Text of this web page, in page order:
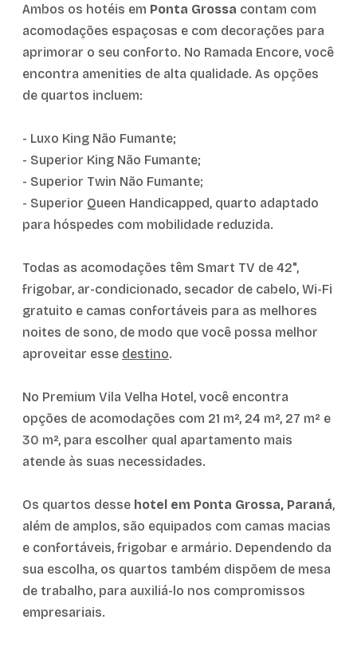
Ambos os hotéis em Ponta Grossa contam com
acomodações espaçosas e com decorações para
aprimorar o seu conforto. No Ramada Encore, você
encontra amenities de alta qualidade. As opções
de quartos incluem:
- Luxo King Não Fumante;
- Superior King Não Fumante;
- Superior Twin Não Fumante;
- Superior Queen Handicapped, quarto adaptado
para hóspedes com mobilidade reduzida.
Todas as acomodações têm Smart TV de 42",
frigobar, ar-condicionado, secador de cabelo, Wi-Fi
gratuito e camas confortáveis para as melhores
noites de sono, de modo que você possa melhor
aproveitar esse destino.
No Premium Vila Velha Hotel, você encontra
opções de acomodações com 21 m², 24 m², 27 m² e
30 m², para escolher qual apartamento mais
atende às suas necessidades.
Os quartos desse hotel em Ponta Grossa, Paraná,
além de amplos, são equipados com camas macias
e confortáveis, frigobar e armário. Dependendo da
sua escolha, os quartos também dispõem de mesa
de trabalho, para auxiliá-lo nos compromissos
empresariais.